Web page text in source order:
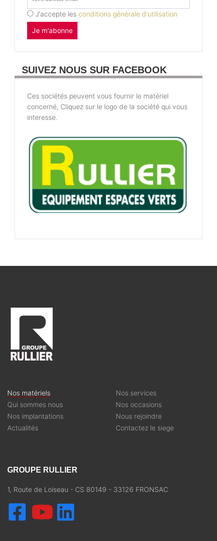
J'accepte les conditions générale d'utilisation
Je m'abonne
SUIVEZ NOUS SUR FACEBOOK
Ces sociétés peuvent vous fournir le matériel
concerné, Cliquez sur le logo de la société qui vous
interesse.
Nos matériels
Qui sommes nous
Nos implantations
Actualités
Nos services
Nos occasions
Nous rejoindre
Contactez le siege
GROUPE RULLIER
1, Route de Loiseau - CS 80149 - 33126 FRONSAC